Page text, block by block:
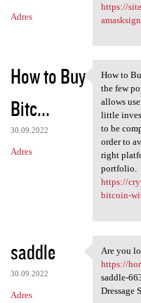
Adres
https://
How to Buy
Bitc...
30.09.2022
Adres
How to
How to
the few
allows
little
to be
order to
right
portfolio.
https://
bitcoin-
saddle
30.09.2022
Adres
Are you
Are you
https://
saddle-
Dressage